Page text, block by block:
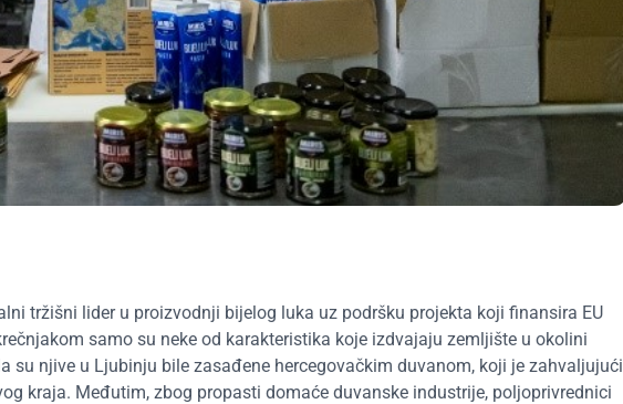
tržišni lider u proizvodnji bijelog luka uz podršku projekta koji finansira EU
samo su neke od karakteristika koje izdvajaju zemljište u okolini
su njive u Ljubinju bile zasađene hercegovačkim duvanom, koji je zahvaljujući
kraja. Međutim, zbog propasti domaće duvanske industrije, poljoprivrednici